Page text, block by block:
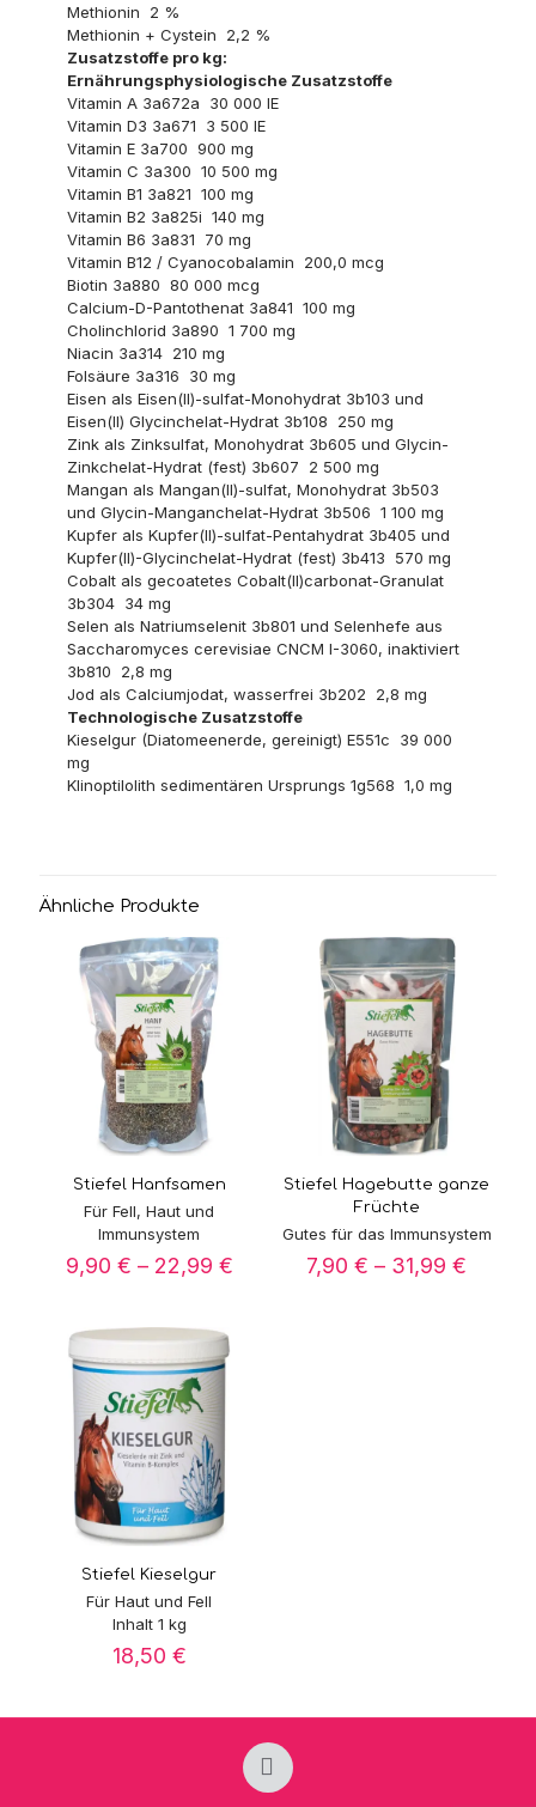
Methionin 2 %
Methionin + Cystein 2,2 %
Zusatzstoffe pro kg:
Ernährungsphysiologische Zusatzstoffe
Vitamin A 3a672a 30 000 IE
Vitamin D3 3a671 3 500 IE
Vitamin E 3a700 900 mg
Vitamin C 3a300 10 500 mg
Vitamin B1 3a821 100 mg
Vitamin B2 3a825i 140 mg
Vitamin B6 3a831 70 mg
Vitamin B12 / Cyanocobalamin 200,0 mcg
Biotin 3a880 80 000 mcg
Calcium-D-Pantothenat 3a841 100 mg
Cholinchlorid 3a890 1 700 mg
Niacin 3a314 210 mg
Folsäure 3a316 30 mg
Eisen als Eisen(II)-sulfat-Monohydrat 3b103 und
Eisen(II) Glycinchelat-Hydrat 3b108 250 mg
Zink als Zinksulfat, Monohydrat 3b605 und Glycin-
Zinkchelat-Hydrat (fest) 3b607 2 500 mg
Mangan als Mangan(II)-sulfat, Monohydrat 3b503
und Glycin-Manganchelat-Hydrat 3b506 1 100 mg
Kupfer als Kupfer(II)-sulfat-Pentahydrat 3b405 und
Kupfer(II)-Glycinchelat-Hydrat (fest) 3b413 570 mg
Cobalt als gecoatetes Cobalt(II)carbonat-Granulat
3b304 34 mg
Selen als Natriumselenit 3b801 und Selenhefe aus
Saccharomyces cerevisiae CNCM I-3060, inaktiviert
3b810 2,8 mg
Jod als Calciumjodat, wasserfrei 3b202 2,8 mg
Technologische Zusatzstoffe
Kieselgur (Diatomeenerde, gereinigt) E551c 39 000
mg
Klinoptilolith sedimentären Ursprungs 1g568 1,0 mg
Ähnliche Produkte
Stiefel Hanfsamen
Für Fell, Haut und
Immunsystem
9,90 € – 22,99 €Preisspanne:
Stiefel Hagebutte ganze
Früchte
Gutes für das Immunsystem
7,90€ – 31,99€
Stiefel Kieselgur
Für Haut und Fell
Inhalt 1 kg
18,50 €